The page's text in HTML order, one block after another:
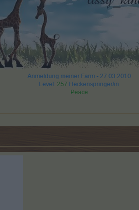
Anmeldung meiner Farm - 27.03.2010
Level: 257 Heckenspringer/in
Peace